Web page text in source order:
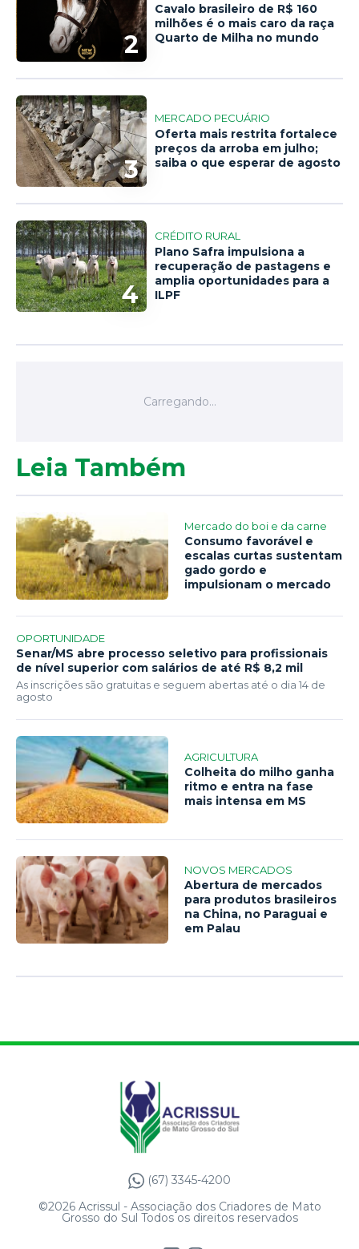
2
Cavalo brasileiro de R$ 160
milhões é o mais caro da raça
Quarto de Milha no mundo
3
MERCADO PECUÁRIO
Oferta mais restrita fortalece
preços da arroba em julho;
saiba o que esperar de agosto
4
CRÉDITO RURAL
Plano Safra impulsiona a
recuperação de pastagens e
amplia oportunidades para a
ILPF
Leia Também
Mercado do boi e da carne
Consumo favorável e
escalas curtas sustentam
gado gordo e
impulsionam o mercado
OPORTUNIDADE
Senar/MS abre processo seletivo para profissionais
de nível superior com salários de até R$ 8,2 mil
As inscrições são gratuitas e seguem abertas até o dia 14 de
agosto
AGRICULTURA
Colheita do milho ganha
ritmo e entra na fase
mais intensa em MS
NOVOS MERCADOS
Abertura de mercados
para produtos brasileiros
na China, no Paraguai e
em Palau
(67) 3345-4200
©2026 Acrissul - Associação dos Criadores de Mato
Grosso do Sul Todos os direitos reservados